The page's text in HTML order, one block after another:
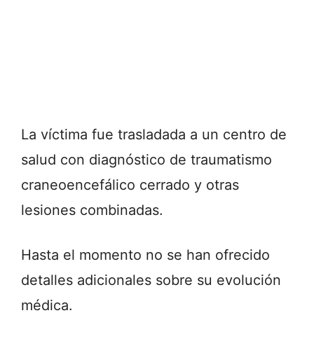
La víctima fue trasladada a un centro de
salud con diagnóstico de traumatismo
craneoencefálico cerrado y otras
lesiones combinadas.
Hasta el momento no se han ofrecido
detalles adicionales sobre su evolución
médica.